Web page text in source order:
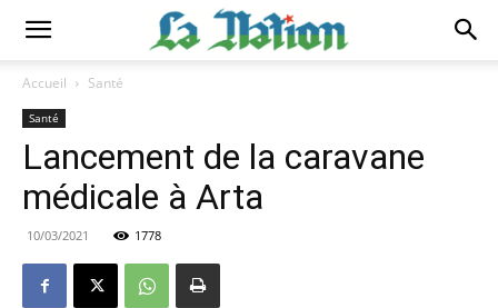
Accueil Santé
Santé
Lancement de la caravane
médicale à Arta
10/03/2021 1778